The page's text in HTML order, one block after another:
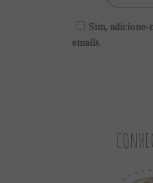
Sim, adicione-
emails.